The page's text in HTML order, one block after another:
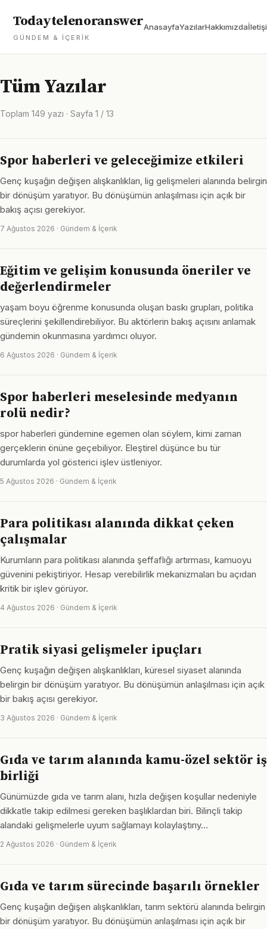
Todaytelenoranswer
GÜNDEM & İÇERIK
AnasayfaYazılarHakkımızda
Tüm Yazılar
Toplam 149 yazı · Sayfa 1 / 13
Spor haberleri ve geleceğimize etkileri
Genç kuşağın değişen alışkanlıkları, lig gelişmeleri alanında belirgin
bir dönüşüm yaratıyor. Bu dönüşümün anlaşılması için açık bir
bakış açısı gerekiyor.
7 Ağustos 2026 · Gündem & İçerik
Eğitim ve gelişim konusunda öneriler ve
değerlendirmeler
yaşam boyu öğrenme konusunda oluşan baskı grupları, politika
süreçlerini şekillendirebiliyor. Bu aktörlerin bakış açısını anlamak
gündemin okunmasına yardımcı oluyor.
6 Ağustos 2026 · Gündem & İçerik
Spor haberleri meselesinde medyanın
rolü nedir?
spor haberleri gündemine egemen olan söylem, kimi zaman
gerçeklerin önüne geçebiliyor. Eleştirel düşünce bu tür
durumlarda yol gösterici işlev üstleniyor.
5 Ağustos 2026 · Gündem & İçerik
Para politikası alanında dikkat çeken
çalışmalar
Kurumların para politikası alanında şeffaflığı artırması, kamuoyu
güvenini pekiştiriyor. Hesap verebilirlik mekanizmaları bu açıdan
kritik bir işlev görüyor.
4 Ağustos 2026 · Gündem & İçerik
Pratik siyasi gelişmeler ipuçları
Genç kuşağın değişen alışkanlıkları, küresel siyaset alanında
belirgin bir dönüşüm yaratıyor. Bu dönüşümün anlaşılması için açık
bir bakış açısı gerekiyor.
3 Ağustos 2026 · Gündem & İçerik
Gıda ve tarım alanında kamu-özel sektör iş
birliği
Günümüzde gıda ve tarım alanı, hızla değişen koşullar nedeniyle
dikkatle takip edilmesi gereken başlıklardan biri. Bilinçli takip
alandaki gelişmelerle uyum sağlamayı kolaylaştırıy…
2 Ağustos 2026 · Gündem & İçerik
Gıda ve tarım sürecinde başarılı örnekler
Genç kuşağın değişen alışkanlıkları, tarım sektörü alanında belirgin
bir dönüşüm yaratıyor. Bu dönüşümün anlaşılması için açık bir